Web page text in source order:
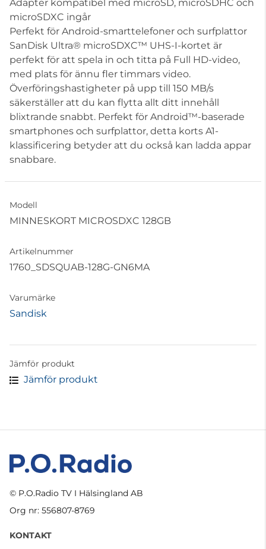
Adapter kompatibel med microSD, microSDHC och
microSDXC ingår
Perfekt för Android-smarttelefoner och surfplattor
SanDisk Ultra® microSDXC™ UHS-I-kortet är
perfekt för att spela in och titta på Full HD-video,
med plats för ännu fler timmars video.
Överföringshastigheter på upp till 150 MB/s
säkerställer att du kan flytta allt ditt innehåll
blixtrande snabbt. Perfekt för Android™-baserade
smartphones och surfplattor, detta korts A1-
klassificering betyder att du också kan ladda appar
snabbare.
Modell
MINNESKORT MICROSDXC 128GB
Artikelnummer
1760_SDSQUAB-128G-GN6MA
Varumärke
Sandisk
Jämför produkt
Jämför produkt
© P.O.Radio TV I Hälsingland AB
Org nr: 556807-8769
KONTAKT